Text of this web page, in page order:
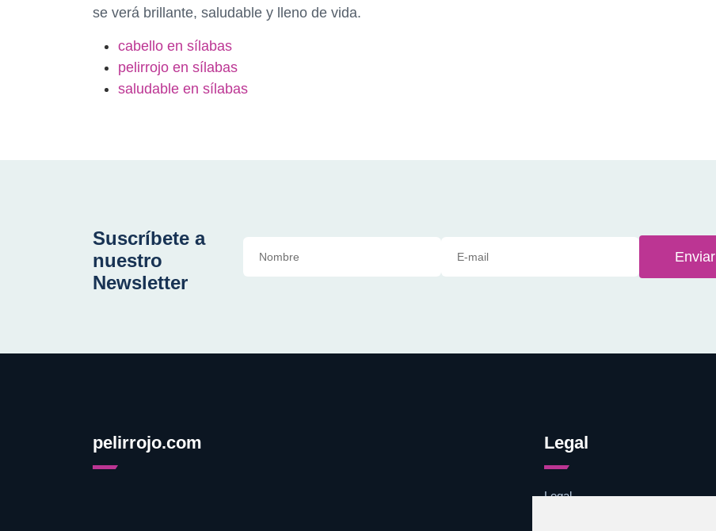
se verá brillante, saludable y lleno de vida.
cabello en sílabas
pelirrojo en sílabas
saludable en sílabas
Suscríbete a
nuestro
Newsletter
Enviar
pelirrojo.com Legal
Legal